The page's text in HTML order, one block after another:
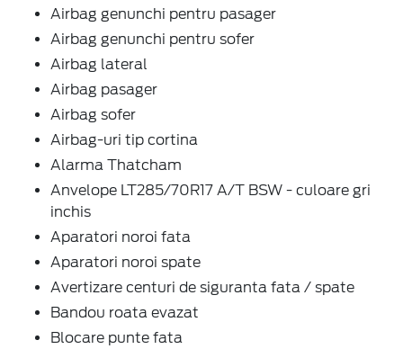
Airbag genunchi pentru pasager
Airbag genunchi pentru sofer
Airbag lateral
Airbag pasager
Airbag sofer
Airbag-uri tip cortina
Alarma Thatcham
Anvelope LT285/70R17 A/T BSW - culoare gri
inchis
Aparatori noroi fata
Aparatori noroi spate
Avertizare centuri de siguranta fata / spate
Bandou roata evazat
Blocare punte fata